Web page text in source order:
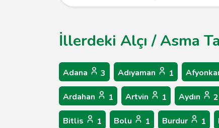
İllerdeki Alçı / Asma
Adana 3 Adıyaman 1
Ardahan 1 Artvin 1 Aydın 2
Bitlis 1 Bolu 1 Burdur 1